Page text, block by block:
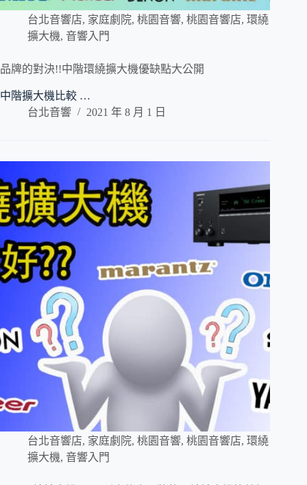
台北音響店, 家庭劇院, 桃園音響, 桃園音響店, 環繞
擴大機, 音響入門
品牌的對決!!中階環繞擴大機優缺點大公開
中階擴大機比較 …
台北音響
2021 年 8 月 1 日
台北音響店, 家庭劇院, 桃園音響, 桃園音響店, 環繞
擴大機, 音響入門